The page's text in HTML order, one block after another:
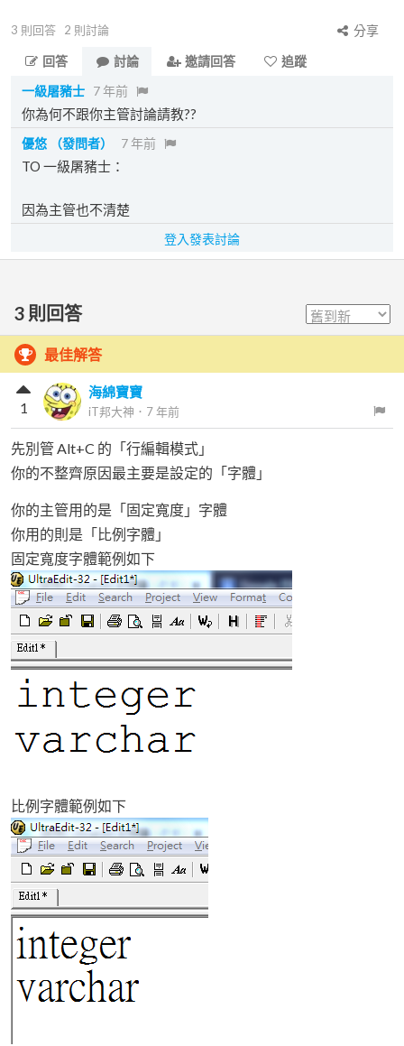
3 則回答 2 則討論
分享
回答
討論 邀請回答
追蹤
一級屠豬士 7 年前
你為何不跟你主管討論請教??
優悠 （發問者） 7 年前
TO 一級屠豬士：
因為主管也不清楚
登入發表討論
3 則回答
最佳解答
海綿寶寶
iT邦大神 ． 7 年前
1
先別管 Alt+C 的「行編輯模式」
你的不整齊原因最主要是設定的「字體」
你的主管用的是「固定寬度」字體
你用的則是「比例字體」
固定寬度字體範例如下
比例字體範例如下